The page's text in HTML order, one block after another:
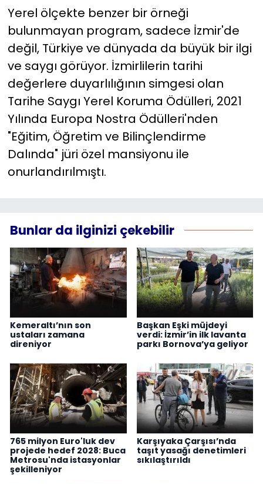
Yerel ölçekte benzer bir örneği
bulunmayan program, sadece İzmir'de
değil, Türkiye ve dünyada da büyük bir ilgi
ve saygı görüyor. İzmirlilerin tarihi
değerlere duyarlılığının simgesi olan
Tarihe Saygı Yerel Koruma Ödülleri, 2021
Yılında Europa Nostra Ödülleri'nden
"Eğitim, Öğretim ve Bilinçlendirme
Dalında" jüri özel mansiyonu ile
onurlandırılmıştı.
Bunlar da ilginizi çekebilir
Kemeraltı’nın son
ustaları zamana
direniyor
Başkan Eşki müjdeyi
verdi: İzmir’in ilk lavanta
parkı Bornova’ya geliyor
765 milyon Euro'luk dev
projede hedef 2028: Buca
Metrosu'nda istasyonlar
şekilleniyor
Karşıyaka Çarşısı’nda
taşıt yasağı denetimleri
sıkılaştırıldı